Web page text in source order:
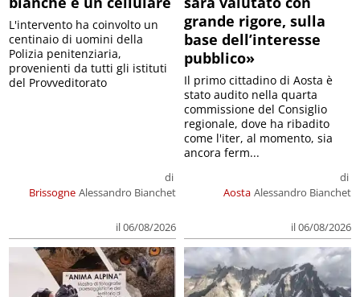
Brissogne
di
Alessandro Bianchet
il 06/08/2026
L'intervento ha coinvolto un
centinaio di uomini della
Polizia penitenziaria,
provenienti da tutti gli istituti
del Provveditorato
grande rigore, sulla
base dell’interesse
pubblico»
Aosta
di
Alessandro Bianchet
il 06/08/2026
Il primo cittadino di Aosta è
stato audito nella quarta
commissione del Consiglio
regionale, dove ha ribadito
come l'iter, al momento, sia
ancora ferm...